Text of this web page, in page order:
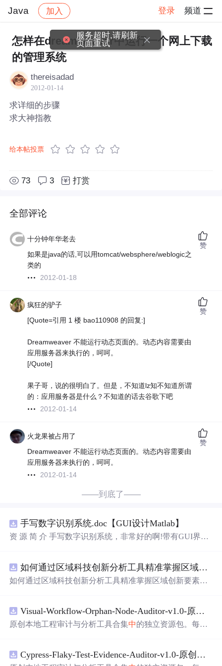
Java 加入 登录 频道
社区 Java 帖子详情
怎样在dreamweaver中运行一个网上下载
的管理系统
thereisadad
2012-01-14
求详细的步骤
求大神指教
给本帖投票
73 3 打赏
全部评论
十分钟年华老去
如果是java的话,可以用tomcat/websphere/weblogic之
类的
2012-01-18
赞
疯狂的驴子
[Quote=引用 1 楼 bao110908 的回复:]
Dreamweaver 不能运行动态页面的。动态内容需要由
应用服务器来执行的，呵呵。
[/Quote]
果子哥，说的很明白了。但是，不知道lz知不知道所谓
的：应用服务器是什么？不知道的话去谷歌下吧
2012-01-14
赞
火龙果被占用了
Dreamweaver 不能运行动态页面的。动态内容需要由
应用服务器来执行的，呵呵。
2012-01-14
赞
——到底了——
手写数字识别系统.doc【GUI设计Matlab】
资 源 简 介 手写数字识别系统，非常好的啊!带有GUI界
带有直观的图形用户界面（GUI），非常容易使用。你只
需要将手写数字输入系统，它将立即给出准确的识别结
是 一个非常方便和实用的工具，你一定会喜欢它的！
如何通过区域科技创新分析工具精准掌握区域创新要素分布与产业链融合现状？.docx
如何通过区域科技创新分析工具精准掌握区域创新要素分
Visual-Workflow-Orphan-Node-Auditor-v1.0-原创源码与文档.zip
原创本地工程审计与分析工具合集中的独立资源包。每个
README、运行说明、功能清单、MIT License及原创与授
Cypress-Flaky-Test-Evidence-Auditor-v1.0-原创源码与文档.zip
服务超时,请刷新
页面重试